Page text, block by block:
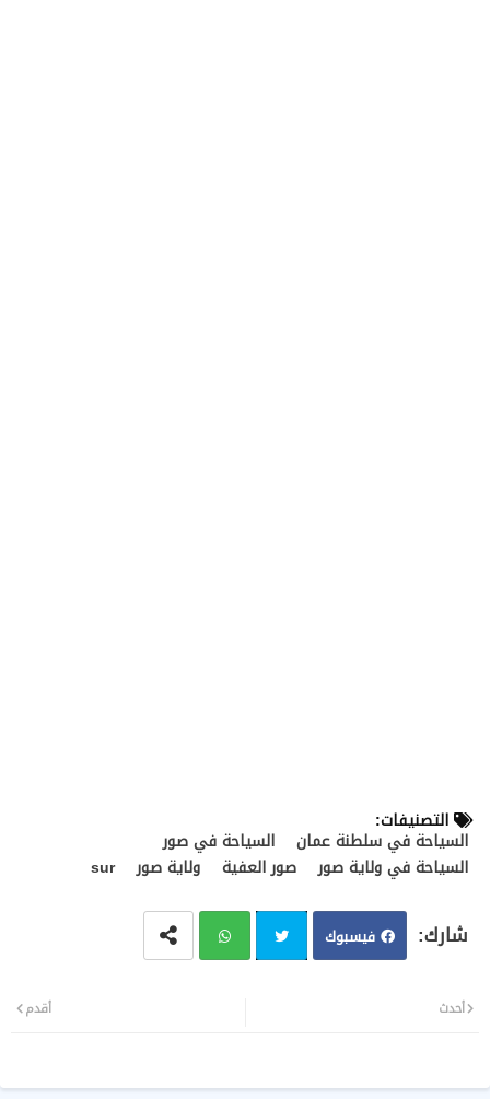
التصنيفات:
السياحة في سلطنة عمان
السياحة في صور
السياحة في ولاية صور
صور العفية ولاية صور sur
فيسبوك
ب
أحدث أقدم